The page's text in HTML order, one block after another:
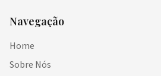
Navegação
Home
Sobre Nós